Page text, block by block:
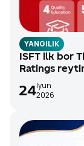
YANGILIK
ISFT ilk bor
Ratings
24Iyun
2026